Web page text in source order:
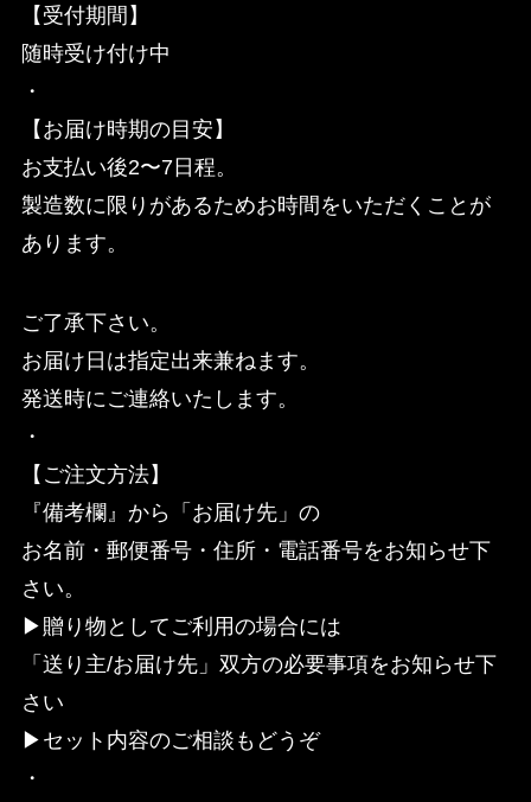
【受付期間】
随時受け付け中
・
【お届け時期の目安】
お支払い後2〜7日程。
製造数に限りがあるためお時間をいただくことが
あります。
ご了承下さい。
お届け日は指定出来兼ねます。
発送時にご連絡いたします。
・
【ご注文方法】
『備考欄』から「お届け先」の
お名前・郵便番号・住所・電話番号をお知らせ下
さい。
▶︎贈り物としてご利用の場合には
「送り主/お届け先」双方の必要事項をお知らせ下
さい
▶︎セット内容のご相談もどうぞ
・